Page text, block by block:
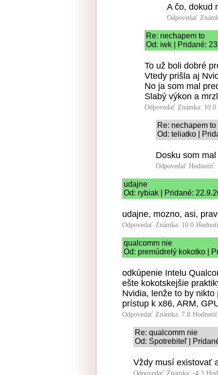
A čo, dokud
Odpovedať
Re: nechapem to
Od: iwk | Pridané:
To už boli dobré
Vtedy prišla aj
No ja som mal
Slabý výkon a
Odpovedať Známka: 10.0
Re: nechapem to
Od: teliatko |
Dosku som
Odpovedať Hodnotiť:
udajne
Od: rybiak | Pridané:
udajne, mozno, asi,
Odpovedať Známka: 10.0
qualcomm nie
Od: premúdrelý kokotko |
odkúpenie Intelu
ešte kokotskejšie
Nvidia, lenže to by
prístup k x86, ARM,
Odpovedať Známka: 7.8
Re: qualcomm nie
Od: Spotrebiteľ |
Vždy musí existovať
Odpovedať Známka: -4.3